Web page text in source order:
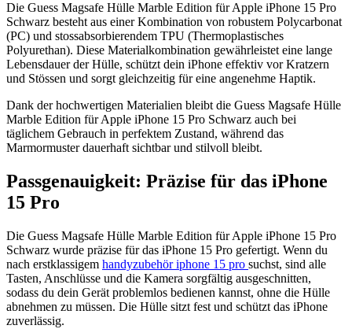
Die Guess Magsafe Hülle Marble Edition für Apple iPhone 15 Pro
Schwarz besteht aus einer Kombination von robustem Polycarbonat
(PC) und stossabsorbierendem TPU (Thermoplastisches
Polyurethan). Diese Materialkombination gewährleistet eine lange
Lebensdauer der Hülle, schützt dein iPhone effektiv vor Kratzern
und Stössen und sorgt gleichzeitig für eine angenehme Haptik.
Dank der hochwertigen Materialien bleibt die Guess Magsafe Hülle
Marble Edition für Apple iPhone 15 Pro Schwarz auch bei
täglichem Gebrauch in perfektem Zustand, während das
Marmormuster dauerhaft sichtbar und stilvoll bleibt.
Passgenauigkeit: Präzise für das iPhone
15 Pro
Die Guess Magsafe Hülle Marble Edition für Apple iPhone 15 Pro
Schwarz wurde präzise für das iPhone 15 Pro gefertigt. Wenn du
nach erstklassigem handyzubehör iphone 15 pro suchst, sind alle
Tasten, Anschlüsse und die Kamera sorgfältig ausgeschnitten,
sodass du dein Gerät problemlos bedienen kannst, ohne die Hülle
abnehmen zu müssen. Die Hülle sitzt fest und schützt das iPhone
zuverlässig.